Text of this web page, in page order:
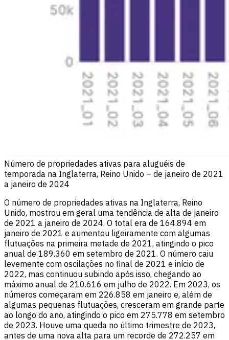
Número de propriedades ativas para aluguéis de
temporada na Inglaterra, Reino Unido – de janeiro de 2021
a janeiro de 2024
O número de propriedades ativas na Inglaterra, Reino
Unido, mostrou em geral uma tendência de alta de janeiro
de 2021 a janeiro de 2024. O total era de 164.894 em
janeiro de 2021 e aumentou ligeiramente com algumas
flutuações na primeira metade de 2021, atingindo o pico
anual de 189.360 em setembro de 2021. O número caiu
levemente com oscilações no final de 2021 e início de
2022, mas continuou subindo após isso, chegando ao
máximo anual de 210.616 em julho de 2022. Em 2023, os
números começaram em 226.858 em janeiro e, além de
algumas pequenas flutuações, cresceram em grande parte
ao longo do ano, atingindo o pico em 275.778 em setembro
de 2023. Houve uma queda no último trimestre de 2023,
antes de uma nova alta para um recorde de 272.257 em